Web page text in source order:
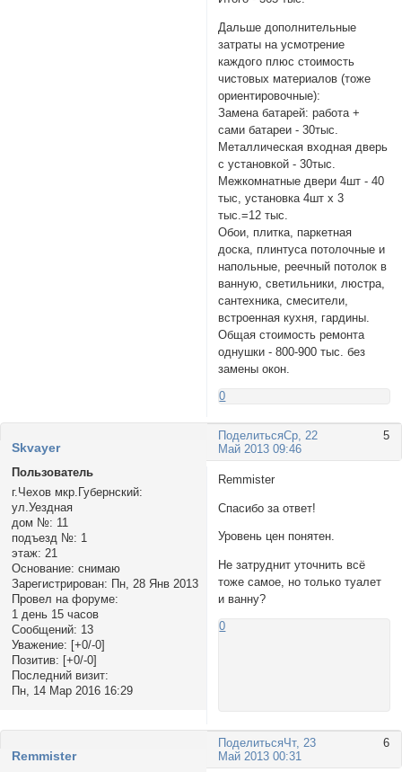
Дальше дополнительные
затраты на усмотрение
каждого плюс стоимость
чистовых материалов (тоже
ориентировочные):
Замена батарей: работа +
сами батареи - 30тыс.
Металлическая входная дверь
с установкой - 30тыс.
Межкомнатные двери 4шт - 40
тыс, установка 4шт х 3
тыс.=12 тыс.
Обои, плитка, паркетная
доска, плинтуса потолочные и
напольные, реечный потолок в
ванную, светильники, люстра,
сантехника, смесители,
встроенная кухня, гардины.
Общая стоимость ремонта
однушки - 800-900 тыс. без
замены окон.
0
Поделиться 5
Ср, 22
Май 2013 09:46
Skvayer
Пользователь
г.Чехов мкр.Губернский:
ул.Уездная
дом №: 11
подъезд №: 1
этаж: 21
Основание: снимаю
Зарегистрирован: Пн, 28 Янв 2013
Провел на форуме:
1 день 15 часов
Сообщений: 13
Уважение: [+0/-0]
Позитив: [+0/-0]
Последний визит:
Пн, 14 Мар 2016 16:29
Remmister
Спасибо за ответ!
Уровень цен понятен.
Не затруднит уточнить всё
тоже самое, но только туалет
и ванну?
0
Поделиться 6
Чт, 23
Май 2013 00:31
Rеmmister